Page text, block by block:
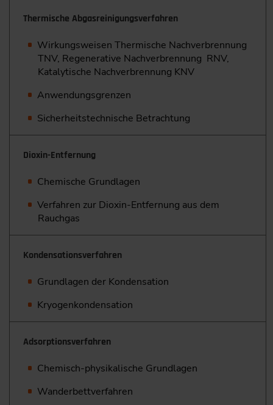
Thermische Abgasreinigungsverfahren
Wirkungsweisen Thermische Nachverbrennung
TNV, Regenera­tive Nachverbrennung RNV,
Katalytische Nachverbrennung KNV
Anwendungsgrenzen
Sicherheitstechnische Betrachtung
Dioxin-Entfernung
Chemische Grundlagen
Verfahren zur Dioxin-Entfernung aus dem
Rauchgas
Kondensationsverfahren
Grundlagen der Kondensation
Kryogenkondensation
Adsorptionsverfahren
Chemisch-physikalische Grundlagen
Wanderbettverfahren